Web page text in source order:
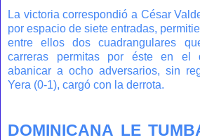
La victoria correspondió a César
por espacio de siete entradas,
entre ellos dos cuadrangulares
carreras permitas por éste en el
abanicar a ocho adversarios, sin
Yera (0-1), cargó con la derrota.
DOMINICANA LE